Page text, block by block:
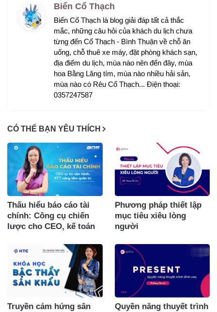
Biển Cổ Thạch
Biển Cổ Thạch là blog giải đáp tất cả thắc
mắc, những câu hỏi của khách du lịch chưa
từng đến Cổ Thạch - Bình Thuận về chỗ ăn
uống, chỗ thuê xe máy, đặt phòng khách sạn,
địa điểm du lịch, mùa nào nên đến đây, mùa
hoa Bằng Lăng tím, mùa nào nhiều hải sản,
mùa nào có Rêu Cổ Thạch... Điện thoại:
0357247587
CÓ THỂ BẠN YÊU THÍCH
Thấu hiểu báo cáo tài
chính: Công cụ chiến
lược cho CEO, kế toán
Phương pháp thiết lập
mục tiêu xiêu lòng
người
Truyền cảm hứng sân
Quyền năng thuyết trình